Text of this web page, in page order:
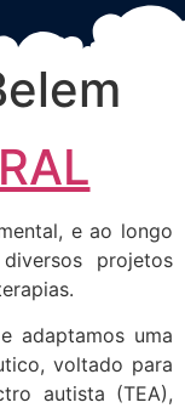
e ao longo
projetos
adaptamos uma
voltado para
autista (TEA),